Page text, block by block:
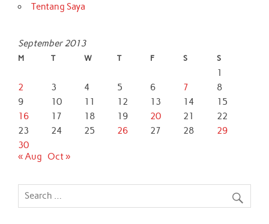
Tentang Saya
September 2013
M T W T F S S
1
2
3 4 5 6 7
8
9
10 11 12 13 14
15
16
17 18 19 20 21
22
23
24 25 26 27 28
29
30
« Aug
Oct »